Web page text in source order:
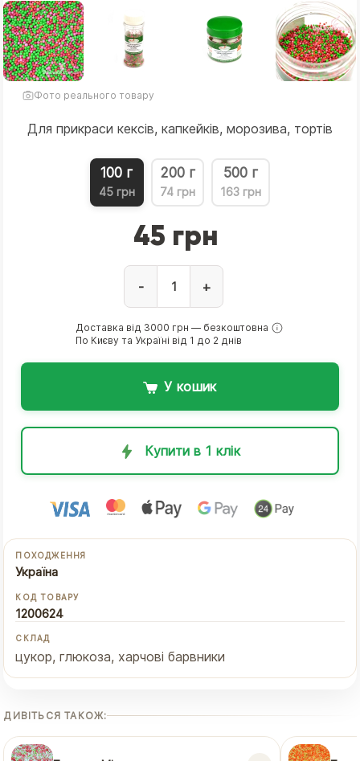
Фото реального товару
Для прикраси кексів, капкейків, морозива, тортів
100 г
45 грн
200 г
74 грн
500 г
163 грн
45 грн
- +
Доставка від 3000 грн — безкоштовна
По Києву та Україні від 1 до 2 днів
У кошик
Купити в 1 клік
ПОХОДЖЕННЯ
Україна
КОД ТОВАРУ
1200624
СКЛАД
цукор, глюкоза, харчові барвники
ДИВІТЬСЯ ТАКОЖ: